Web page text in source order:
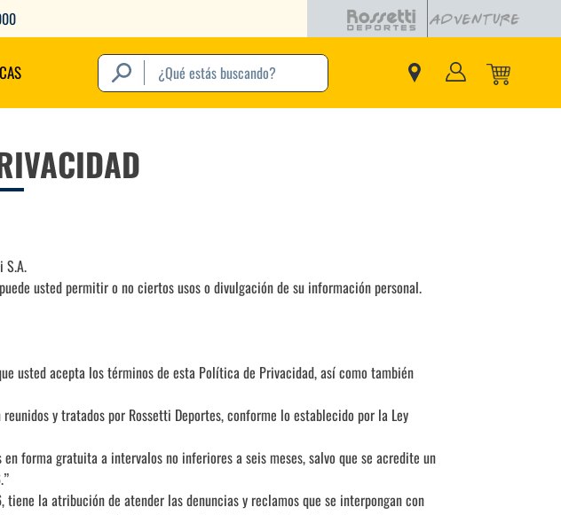
¿Qué estás buscando?
S.A.
usted permitir o no ciertos usos o divulgación de su información personal.
usted acepta los términos de esta Política de Privacidad, así como también
y tratados por Rossetti Deportes, conforme lo establecido por la Ley
forma gratuita a intervalos no inferiores a seis meses, salvo que se acredite un
la atribución de atender las denuncias y reclamos que se interpongan con
5.
Converse
8.
Jordan
10. Topper